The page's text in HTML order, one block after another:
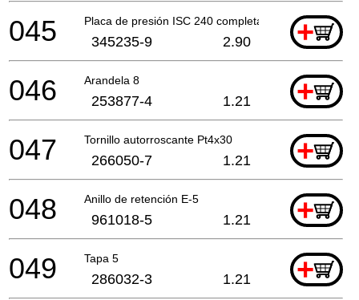
Placa de presión ISC 240 completa +
045 345235-9 2.90
Arandela 8 +
046 253877-4 1.21
Tornillo autorroscante Pt4x30 +
047 266050-7 1.21
Anillo de retención E-5 +
048 961018-5 1.21
Tapa 5 +
049 286032-3 1.21